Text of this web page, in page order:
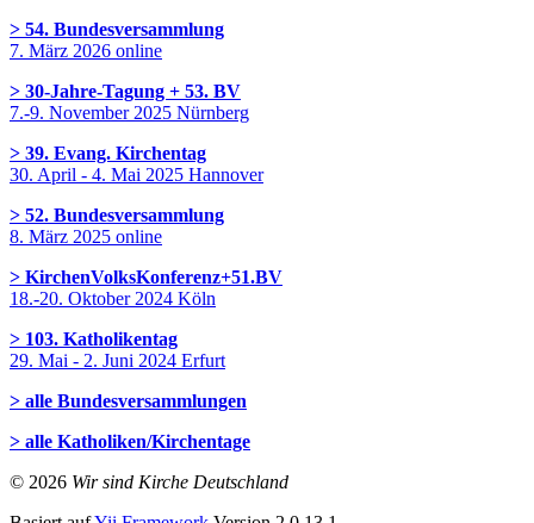
> 54. Bundesversammlung
7. März 2026 online
> 30-Jahre-Tagung + 53. BV
7.-9. November 2025 Nürnberg
> 39. Evang. Kirchentag
30. April - 4. Mai 2025 Hannover
> 52. Bundesversammlung
8. März 2025 online
> KirchenVolksKonferenz+51.BV
18.-20. Oktober 2024 Köln
> 103. Katholikentag
29. Mai - 2. Juni 2024 Erfurt
> alle Bundesversammlungen
> alle Katholiken/Kirchentage
© 2026 Wir sind Kirche Deutschland